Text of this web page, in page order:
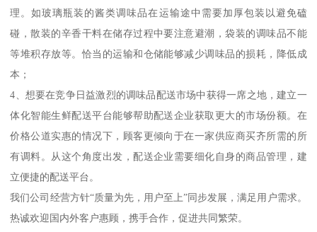
理。如玻璃瓶装的酱类调味品在运输途中需要加厚包装以避免磕
碰，散装的辛香干料在储存过程中要注意避潮，袋装的调味品不能
等堆积存放等。恰当的运输和仓储能够减少调味品的损耗，降低成
本；
4、想要在竞争日益激烈的调味品配送市场中获得一席之地，建立一
体化智能生鲜配送平台能够帮助配送企业获取更大的市场份额。在
价格公道实惠的情况下，顾客更倾向于在一家供应商买齐所需的所
有调料。从这个角度出发，配送企业需要细化自身的商品管理，建
立便捷的配送平台。
我们公司经营方针“质量为先，用户至上”同步发展，满足用户需求。
热诚欢迎国内外客户惠顾，携手合作，促进共同繁荣。